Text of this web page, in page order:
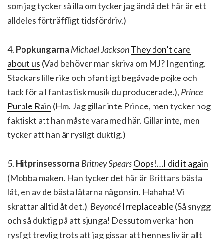
som jag tycker så illa om tycker jag ändå det här är ett
alldeles förträffligt tidsfördriv.)
4. Popkungarna Michael JacksonThey don’t care
about us (Vad behöver man skriva om MJ? Ingenting.
Stackars lille rike och ofantligt begåvade pojke och
tack för all fantastisk musik du producerade.), Prince
Purple Rain (Hm. Jag gillar inte Prince, men tycker nog
faktiskt att han måste vara med här. Gillar inte, men
tycker att han är rysligt duktig.)
5. Hitprinsessorna Britney SpearsOops!…I did it again
(Mobba maken. Han tycker det här är Brittans bästa
låt, en av de bästa låtarna någonsin. Hahaha! Vi
skrattar alltid åt det.), Beyoncé Irreplaceable (Så snygg
och så duktig på att sjunga! Dessutom verkar hon
rysligt trevlig trots att jag gissar att hennes liv är allt